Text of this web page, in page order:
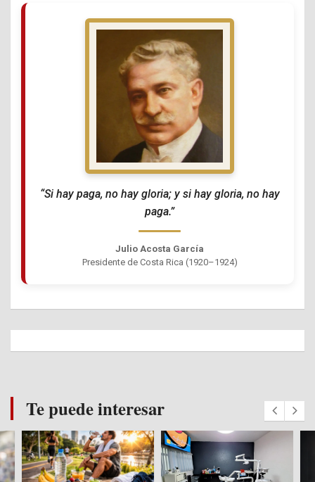
“Si hay paga, no hay gloria; y si hay gloria, no hay
paga.”
Julio Acosta García
Presidente de Costa Rica (1920–1924)
Te puede interesar